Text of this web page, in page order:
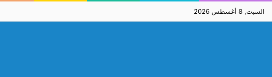
السبت, 8 أغسطس 2026